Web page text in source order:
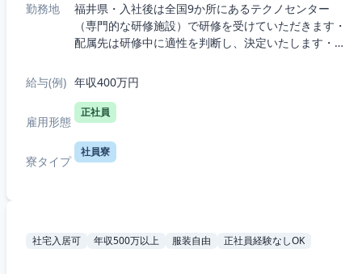
勤務地
福井県・入社後は全国9か所にあるテクノセンター
（専門的な研修施設）で研修を受けていただきます・
配属先は研修中に適性を判断し、決定いたします・転
現在お住まいの地方区分での配属となります！・4...
給与(例) 年収400万円
雇用形態
正社員
寮タイプ
社員寮
社宅入居可 年収500万以上 服装自由 正社員経験なしOK